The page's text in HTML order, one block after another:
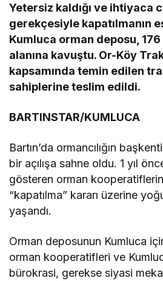
Yetersiz kaldığı ve ihtiyaca
gerekçesiyle kapatılmanın
Kumluca orman deposu,
alanına kavuştu. Or-Köy
kapsamında temin edilen
sahiplerine teslim edildi.
BARTINSTAR/KUMLUCA
Bartın’da ormancılığın
bir açılışa sahne oldu. 1 yıl
gösteren orman
“kapatılma” kararı üzerine
yaşandı.
Orman deposunun Kumluca
orman kooperatifleri ve
bürokrasi, gerekse siyasi